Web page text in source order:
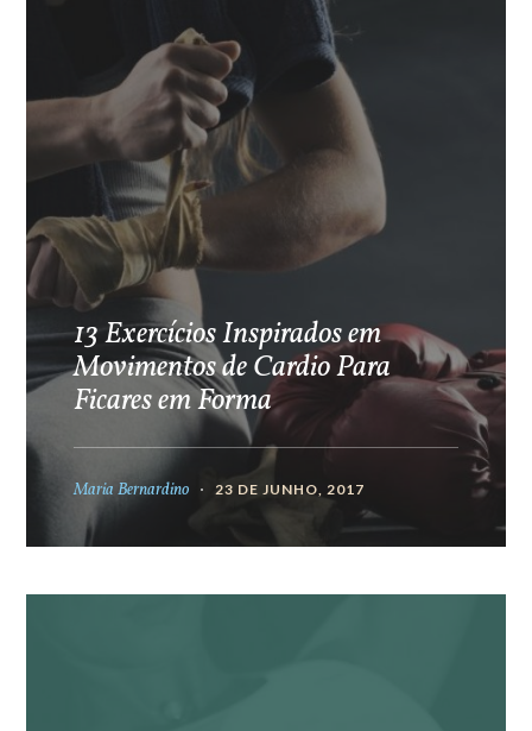
13 Exercícios Inspirados em
Movimentos de Cardio Para
Ficares em Forma
Maria Bernardino 23 DE JUNHO, 2017